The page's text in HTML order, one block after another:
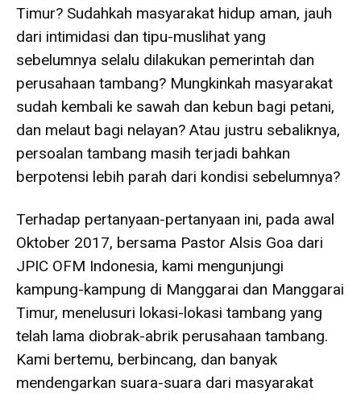
Timur? Sudahkah masyarakat hidup aman, jauh
dari intimidasi dan tipu-muslihat yang
sebelumnya selalu dilakukan pemerintah dan
perusahaan tambang? Mungkinkah masyarakat
sudah kembali ke sawah dan kebun bagi petani,
dan melaut bagi nelayan? Atau justru sebaliknya,
persoalan tambang masih terjadi bahkan
berpotensi lebih parah dari kondisi sebelumnya?
Terhadap pertanyaan-pertanyaan ini, pada awal
Oktober 2017, bersama Pastor Alsis Goa dari
JPIC OFM Indonesia, kami mengunjungi
kampung-kampung di Manggarai dan Manggarai
Timur, menelusuri lokasi-lokasi tambang yang
telah lama diobrak-abrik perusahaan tambang.
Kami bertemu, berbincang, dan banyak
mendengarkan suara-suara dari masyarakat